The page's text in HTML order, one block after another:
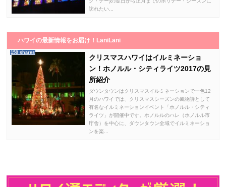
訪れたい...
ハワイの最新情報をお届け！LaniLani
150 shares
クリスマスハワイはイルミネーショ
ン！ホノルル・シティライツ2017の見
所紹介
ダウンタウンはクリスマスイルミネーションで一色12
月のハワイでは、クリスマスシーズンの風物詩として
有名なイルミネーションイベント「ホノルル・シティ
ライツ」が開催中です。ホノルルのハレ（ホノルル市
庁舎）を中心に、ダウンタウン全域でイルミネーショ
ンを楽...